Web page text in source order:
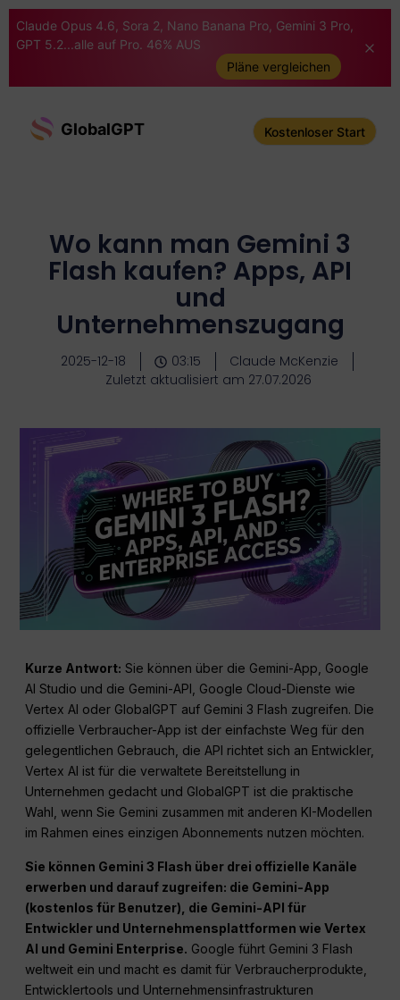
Claude Opus 4.6, Sora 2, Nano Banana Pro, Gemini 3 Pro,
GPT 5.2...alle auf Pro. 46% AUS
Pläne vergleichen
GlobalGPT Kostenloser Start
Wo kann man Gemini 3
Flash kaufen? Apps, API
und
Unternehmenszugang
2025-12-18 03:15
Claude McKenzie
Zuletzt aktualisiert am 27.07.2026
Kurze Antwort: Sie können über die Gemini-App, Google
AI Studio und die Gemini-API, Google Cloud-Dienste wie
Vertex AI oder GlobalGPT auf Gemini 3 Flash zugreifen. Die
offizielle Verbraucher-App ist der einfachste Weg für den
gelegentlichen Gebrauch, die API richtet sich an Entwickler,
Vertex AI ist für die verwaltete Bereitstellung in
Unternehmen gedacht und GlobalGPT ist die praktische
Wahl, wenn Sie Gemini zusammen mit anderen KI-Modellen
im Rahmen eines einzigen Abonnements nutzen möchten.
Sie können Gemini 3 Flash über drei offizielle Kanäle
erwerben und darauf zugreifen: die Gemini-App
(kostenlos für Benutzer), die Gemini-API für
Entwickler und Unternehmensplattformen wie Vertex
AI und Gemini Enterprise. Google führt Gemini 3 Flash
weltweit ein und macht es damit für Verbraucherprodukte,
Entwicklertools und Unternehmensinfrastrukturen